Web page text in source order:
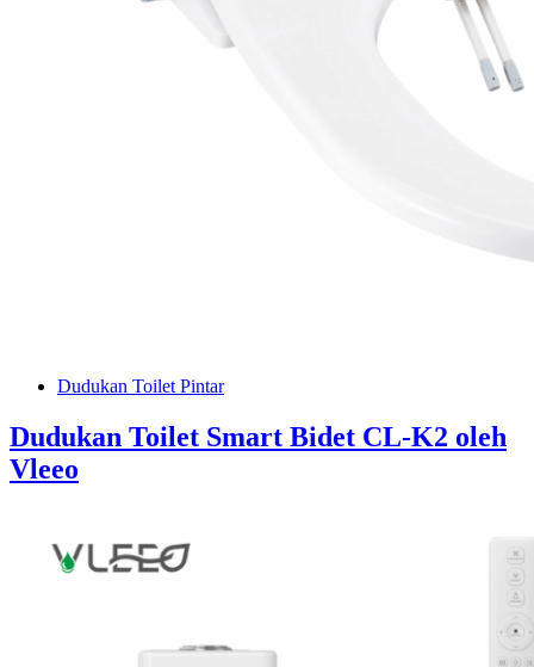
Dudukan Toilet Pintar
Dudukan Toilet Smart Bidet CL-K2 oleh
Vleeo